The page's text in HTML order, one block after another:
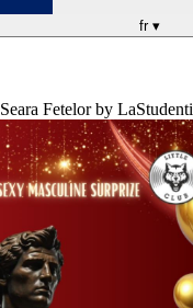
fr ▾
Seara Fetelor by LaStudenti